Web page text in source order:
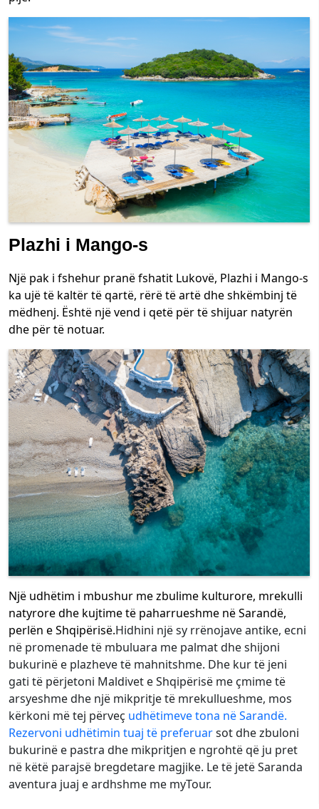
Plazhi i Mango-s
Një pak i fshehur pranë fshatit Lukovë, Plazhi i Mango-s
ka ujë të kaltër të qartë, rërë të artë dhe shkëmbinj të
mëdhenj. Është një vend i qetë për të shijuar natyrën
dhe për të notuar.
Një udhëtim i mbushur me zbulime kulturore, mrekulli
natyrore dhe kujtime të paharrueshme në Sarandë,
perlën e Shqipërisë.Hidhini një sy rrënojave antike, ecni
në promenade të mbuluara me palmat dhe shijoni
bukurinë e plazheve të mahnitshme. Dhe kur të jeni
gati të përjetoni Maldivet e Shqipërisë me çmime të
arsyeshme dhe një mikpritje të mrekullueshme, mos
kërkoni më tej përveç udhëtimeve tona në Sarandë.
Rezervoni udhëtimin tuaj të preferuarsot dhe zbuloni
bukurinë e pastra dhe mikpritjen e ngrohtë që ju pret
në këtë parajsë bregdetare magjike. Le të jetë Saranda
aventura juaj e ardhshme me myTour.